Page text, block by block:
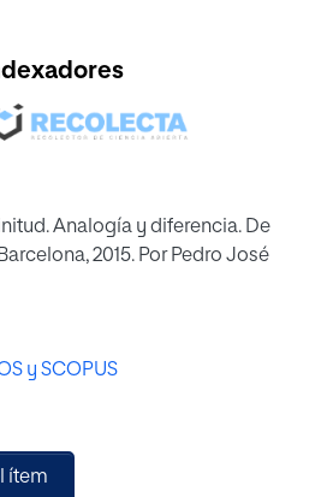
Analogía y diferencia. De
2015. Por Pedro José
y SCOPUS
ítem